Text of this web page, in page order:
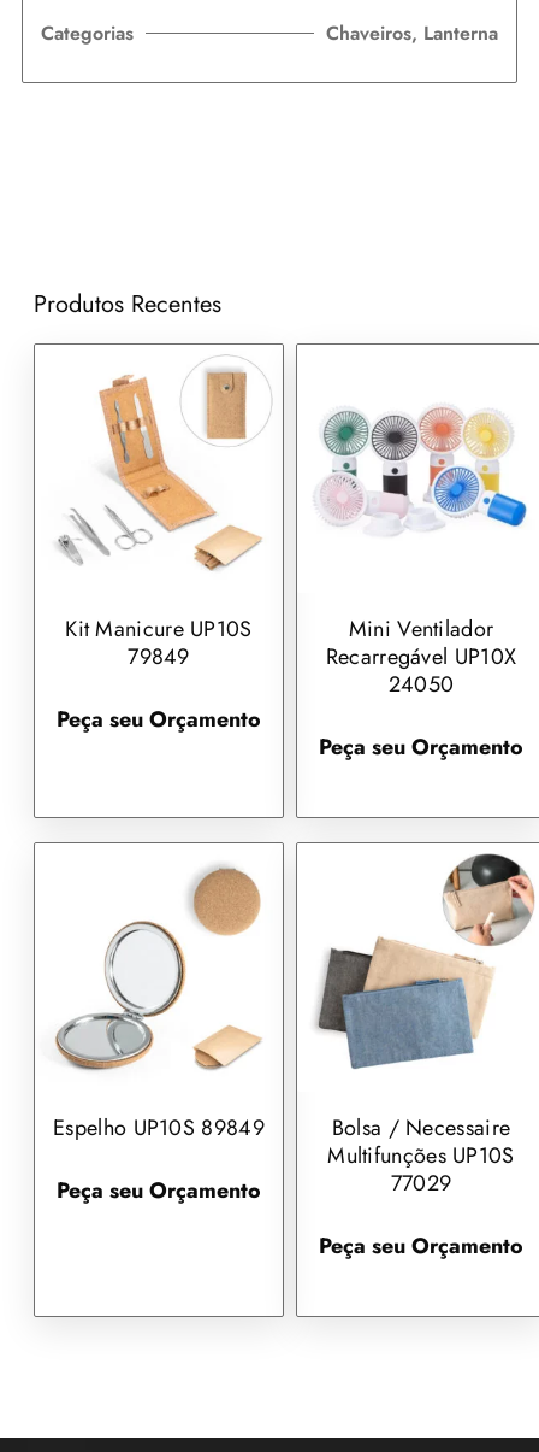
Categorias Chaveiros, Lanterna
Produtos Recentes
Kit Manicure UP10S
79849
Peça seu Orçamento
Mini Ventilador
Recarregável UP10X
24050
Peça seu Orçamento
Espelho UP10S 89849
Peça seu Orçamento
Bolsa / Necessaire
Multifunções UP10S
77029
Peça seu Orçamento